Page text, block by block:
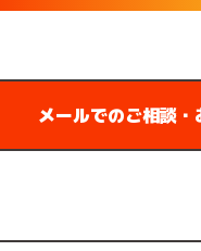
メールでのご相談